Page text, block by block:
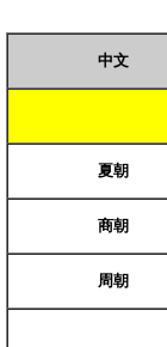
中文
夏朝
商朝
周朝